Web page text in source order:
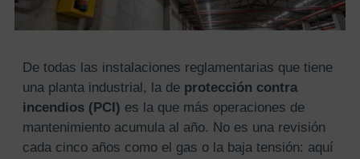
De todas las instalaciones reglamentarias que tiene
una planta industrial, la de protección contra
incendios (PCI) es la que más operaciones de
mantenimiento acumula al año. No es una revisión
cada cinco años como el gas o la baja tensión: aquí